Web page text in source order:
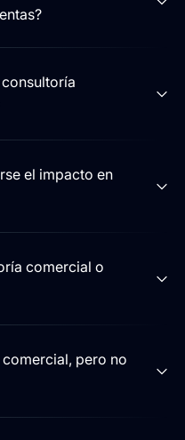
el impacto en
comercial o
pero no